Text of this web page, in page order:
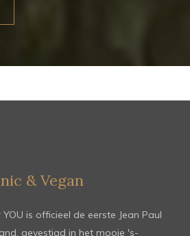
& Vegan
is officieel de eerste Jean Paul
gevestigd in het mooie 's-